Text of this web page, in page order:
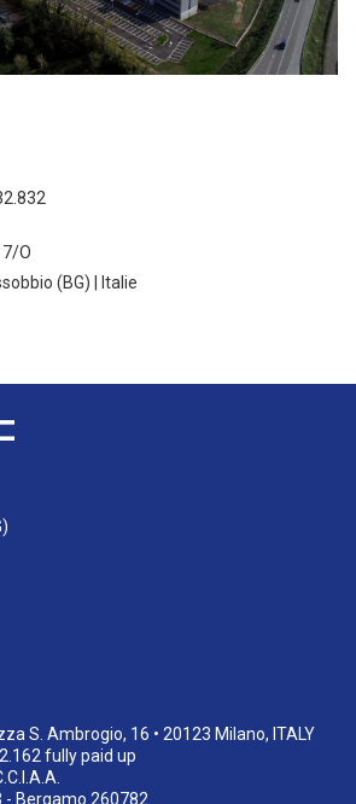
O
(BG) | Italie
S. Ambrogio, 16 • 20123 Milano, ITALY
fully paid up
- Bergamo 260782